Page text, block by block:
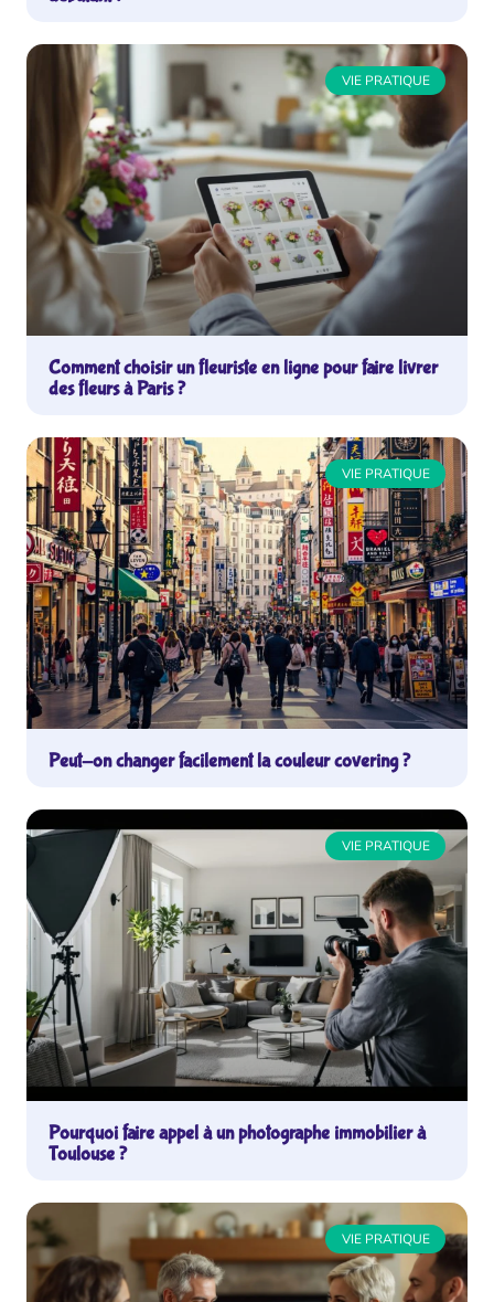
VIE PRATIQUE
Comment choisir un fleuriste en ligne pour faire livrer
des fleurs à Paris ?
VIE PRATIQUE
Peut-on changer facilement la couleur covering ?
VIE PRATIQUE
Pourquoi faire appel à un photographe immobilier à
Toulouse ?
VIE PRATIQUE